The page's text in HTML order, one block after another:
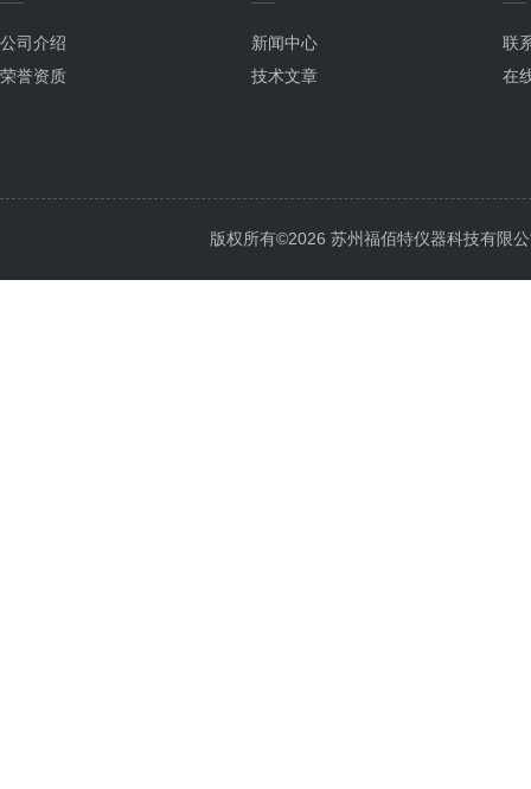
公司介绍
荣誉资质
新闻中心
技术文章
联
在
版权所有©2026 苏州福佰特仪器科技有限